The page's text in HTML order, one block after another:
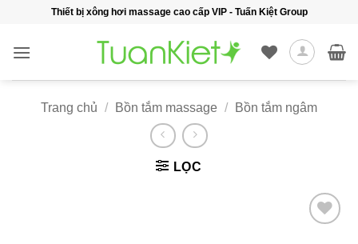
nội
Thiết bị xông hơi massage cao cấp VIP - Tuấn Kiệt Group
Trang chủ / Bồn tắm massage / Bồn tắm ngâm
LỌC